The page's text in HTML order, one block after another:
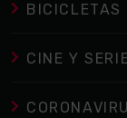
BICICLETAS
CINE Y